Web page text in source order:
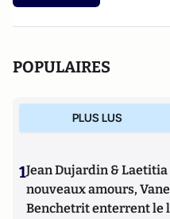
POPULAIRES
PLUS LUS
1Jean Dujardin &
nouveaux amours,
Benchetrit enterrent le